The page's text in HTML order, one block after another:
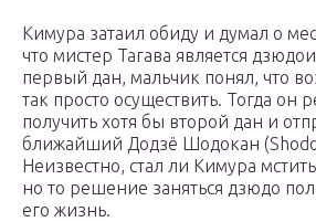
Кимура затаил обиду и думал о
что мистер Тагава является
первый дан, мальчик понял, что
так просто осуществить. Тогда он
получить хотя бы второй дан и
ближайший Додзё Шодокан
Неизвестно, стал ли Кимура
но то решение заняться дзюдо
его жизнь.